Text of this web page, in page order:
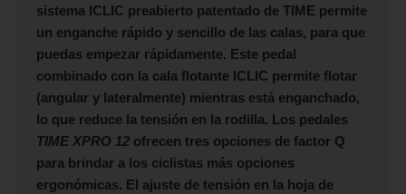
sistema ICLIC preabierto patentado de TIME permite
un enganche rápido y sencillo de las calas, para que
puedas empezar rápidamente. Este pedal
combinado con la cala flotante ICLIC permite flotar
(angular y lateralmente) mientras está enganchado,
lo que reduce la tensión en la rodilla. Los pedales
TIME XPRO 12 ofrecen tres opciones de factor Q
para brindar a los ciclistas más opciones
ergonómicas. El ajuste de tensión en la hoja de